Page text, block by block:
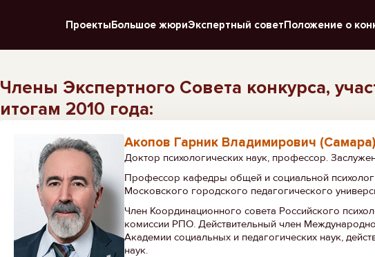
ПроектыБольшое жюриЭкспертный советПоложение о
Члены Экспертного Совета конкурса,
итогам 2010 года:
Акопов Гарник Владимирович (Самара)
Доктор психологических наук, профессор.
Профессор кафедры общей и социальной
Московского городского педагогического
Член Координационного совета Российского
комиссии РПО. Действительный член
Академии социальных и педагогических наук,
наук.